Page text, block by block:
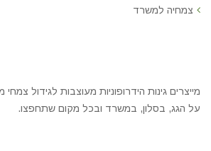
צמחיה למשרד
מייצרים גינות הידרופוניות מעוצבות לגידול צמחי
על הגג, בסלון, במשרד ובכל מקום שתחפצו.